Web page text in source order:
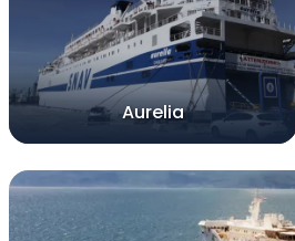
Aurelia